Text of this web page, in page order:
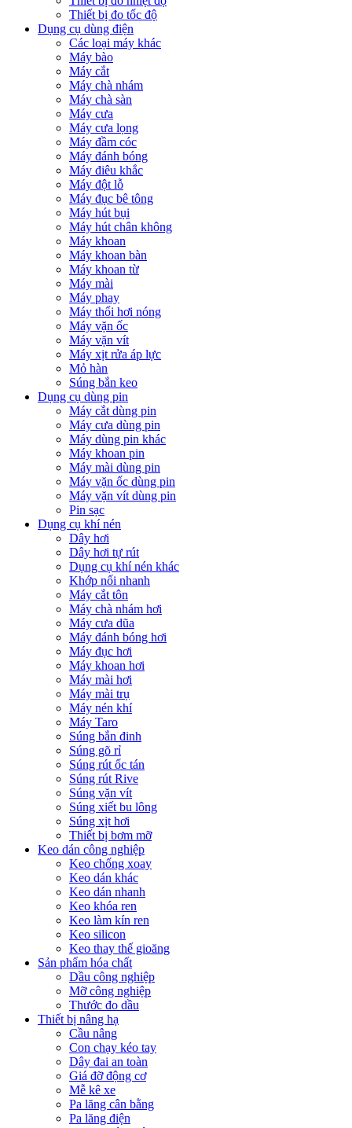
Thiết bị đo tốc độ
Dụng cụ dùng điện
Các loại máy khác
Máy bào
Máy cắt
Máy chà nhám
Máy chà sàn
Máy cưa
Máy cưa lọng
Máy đầm cóc
Máy đánh bóng
Máy điêu khắc
Máy đột lỗ
Máy đục bê tông
Máy hút bụi
Máy hút chân không
Máy khoan
Máy khoan bàn
Máy khoan từ
Máy mài
Máy phay
Máy thổi hơi nóng
Máy vặn ốc
Máy vặn vít
Máy xịt rửa áp lực
Mỏ hàn
Súng bắn keo
Dụng cụ dùng pin
Máy cắt dùng pin
Máy cưa dùng pin
Máy dùng pin khác
Máy khoan pin
Máy mài dùng pin
Máy vặn ốc dùng pin
Máy vặn vít dùng pin
Pin sạc
Dụng cụ khí nén
Dây hơi
Dây hơi tự rút
Dụng cụ khí nén khác
Khớp nối nhanh
Máy cắt tôn
Máy chà nhám hơi
Máy cưa dũa
Máy đánh bóng hơi
Máy đục hơi
Máy khoan hơi
Máy mài hơi
Máy mài trụ
Máy nén khí
Máy Taro
Súng bắn đinh
Súng gõ rỉ
Súng rút ốc tán
Súng rút Rive
Súng vặn vít
Súng xiết bu lông
Súng xịt hơi
Thiết bị bơm mỡ
Keo dán công nghiệp
Keo chống xoay
Keo dán khác
Keo dán nhanh
Keo khóa ren
Keo làm kín ren
Keo silicon
Keo thay thế gioăng
Sản phẩm hóa chất
Dầu công nghiệp
Mỡ công nghiệp
Thước đo dầu
Thiết bị nâng hạ
Cầu nâng
Con chạy kéo tay
Dây đai an toàn
Giá đỡ động cơ
Mễ kê xe
Pa lăng cân bằng
Pa lăng điện